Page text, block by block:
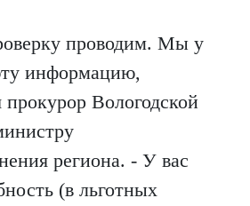
проводим. Мы у
информацию,
прокурор Вологодской
региона. - У вас
(в льготных